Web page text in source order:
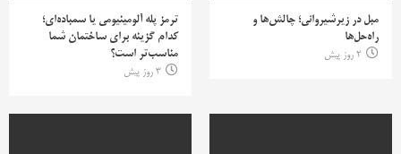
مبل در زیرشیروانی؛ چالش‌ها و
راه‌حل‌ها
2 روز پیش
ترمز پله آلومینیومی یا سمباده‌ای؛
کدام گزینه برای ساختمان شما
مناسب‌تر است؟
3 روز پیش